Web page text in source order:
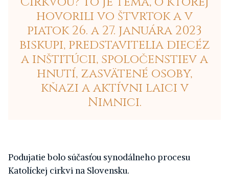
hovorili vo štvrtok a v
piatok 26. a 27. januára 2023
biskupi, predstavitelia diecéz
a inštitúcii, spoločenstiev a
hnutí, zasvätené osoby,
kňazi a aktívni laici v
Nimnici.
Podujatie bolo súčasťou synodálneho procesu
Katolíckej cirkvi na Slovensku.